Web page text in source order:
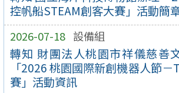
控帆船STEAM創客大賽」活動簡
2026-07-18 設備組
轉知 財團法人桃園市祥儀慈善
「2026 桃園國際新創機器人節
賽」活動資訊